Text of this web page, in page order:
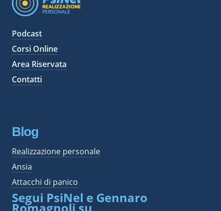
v
Podcast
Corsi Online
Area Riservata
Contatti
Blog
Realizzazione personale
Ansia
Attacchi di panico
Segui PsiNel e Gennaro